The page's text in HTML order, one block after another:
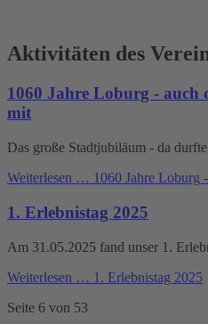
Aktivitäten des
1060 Jahre Loburg - auch
mit
Das große Stadtjubiläum - da
Weiterlesen … 1060 Jahre Loburg
1. Erlebnistag 2025
Am 31.05.2025 fand unser 1.
Weiterlesen … 1. Erlebnistag 2025
Seite 6 von 53